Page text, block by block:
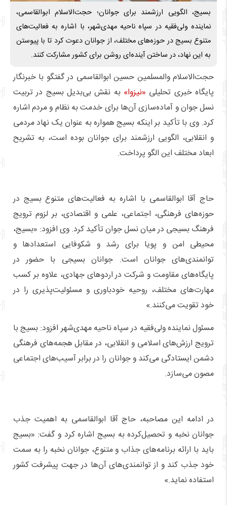
بسیج، الگویی ارزشمند برای جوانان؛ حجت‌الاسلام ابوالقاسمی،
نماینده ولی‌فقیه در سپاه ناحیه مهدی‌شهر، با اشاره به فعالیت‌های
متنوع بسیج در حوزه‌های مختلف، از جوانان دعوت کرد تا با پیوستن
به این نهاد، در ساختن آینده‌ای روشن برای کشور مشارکت کنند.
حجت‌الاسلام‌ والمسلمین حسین ابوالقاسمی در گفتگو با خبرنگار
پایگاه خبری تحلیلی «نیزوا» به نقش بی‌بدیل بسیج در تربیت
نسل جوان و آماده‌سازی آن‌ها برای خدمت به نظام و مردم اشاره
کرد. وی با تأکید بر اینکه بسیج همواره به عنوان یک نهاد مردمی
و انقلابی، الگویی ارزشمند برای جوانان بوده است، به تشریح
ابعاد مختلف این الگو پرداخت.
حاج آقا ابوالقاسمی با اشاره به فعالیت‌های متنوع بسیج در
حوزه‌های فرهنگی، اجتماعی، علمی و اقتصادی، بر لزوم ترویج
فرهنگ بسیجی در میان نسل جوان تأکید کرد. وی افزود: «بسیج،
محیطی امن و پویا برای رشد و شکوفایی استعدادها و
توانمندی‌های جوانان است. جوانان بسیجی با حضور در
پایگاه‌های مقاومت و شرکت در اردوهای جهادی، علاوه بر کسب
مهارت‌های مختلف، روحیه خودباوری و مسئولیت‌پذیری را در
خود تقویت می‌کنند.»
مسئول نماینده ولی‌فقیه در سپاه ناحیه مهدی‌شهر افزود: بسیج با
ترویج ارزش‌های اسلامی و انقلابی، در مقابل هجمه‌های فرهنگی
دشمن ایستادگی می‌کند و جوانان را در برابر آسیب‌های اجتماعی
مصون می‌سازد.
در ادامه این مصاحبه، حاج آقا ابوالقاسمی به اهمیت جذب
جوانان نخبه و تحصیل‌کرده به بسیج اشاره کرد و گفت: «بسیج
باید با ارائه برنامه‌های جذاب و متنوع، جوانان نخبه را به سمت
خود جذب کند و از توانمندی‌های آن‌ها در جهت پیشرفت کشور
استفاده نماید.»